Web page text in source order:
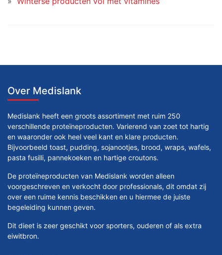
Over Medislank
Medislank heeft een groots assortiment met ruim 250
verschillende proteïneproducten. Varierend van zoet tot hartig
en waaronder ook heel veel kant en klare producten.
Bijvoorbeeld toast, pudding, sojanootjes, brood, wraps, wafels,
pasta fusilli, pannekoeken en hartige croutons.
De proteïneproducten van Medislank worden alleen
voorgeschreven en verkocht door professionals, dit omdat zij
over een ruime kennis beschikken en u hiermee de juiste
begeleiding kunnen geven.
Dit dieet is zeer geschikt voor sporters, ouderen of als extra
eiwitbron.